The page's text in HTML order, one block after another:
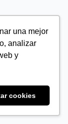
una mejor
analizar
y
cookies